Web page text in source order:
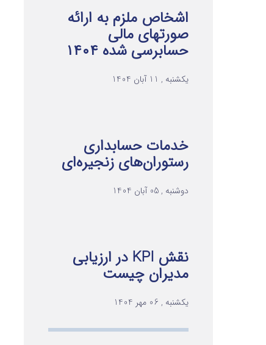
اشخاص ملزم به ارائه
صورتهای مالی
حسابرسی شده ۱۴۰۴
یکشنبه , 11 آبان 1404
خدمات حسابداری
رستوران‌های زنجیره‌ای
دوشنبه , 05 آبان 1404
نقش KPI در ارزیابی
مدیران چیست
یکشنبه , 06 مهر 1404